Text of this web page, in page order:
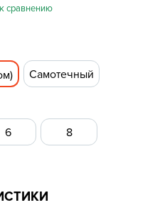
Самотечный
6 8